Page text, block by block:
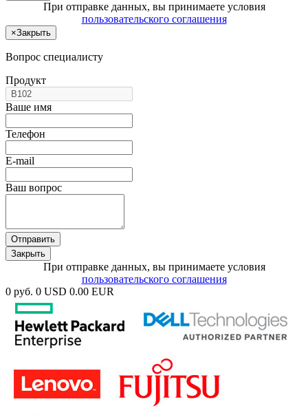
При отправке данных, вы принимаете условия
пользовательского соглашения
×Закрыть
Вопрос специалисту
Продукт
Ваше имя
Телефон
E-mail
Ваш вопрос
Отправить
Закрыть
При отправке данных, вы принимаете условия
пользовательского соглашения
0 руб. 0 USD 0.00 EUR